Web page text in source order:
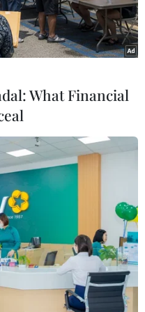
cuộc giao tranh
bình Liên minh
Hồi giáo cực đoan
của Somalia
nhận thương vong
phóng viên tại
Tham mưu
Tướng Godefroid
Burundi sẽ tiếp tục
bất chấp tổn
tranh tuầnqua.
Phi là Burundi và
Lựclượng AMISOM
What Financial